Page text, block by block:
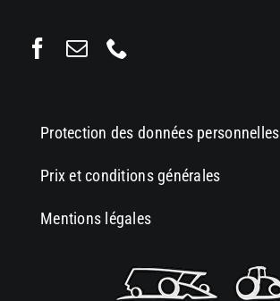
Protection des données personnelles
Prix et conditions générales
Mentions légales